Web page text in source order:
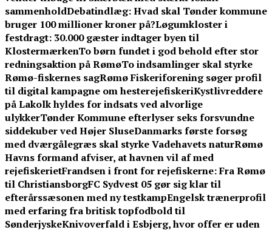
sammenholdDebatindlæg: Hvad skal Tønder kommune
bruger 100 millioner kroner på?Løgumkloster i
festdragt: 30.000 gæster indtager byen til
KlostermærkenTo børn fundet i god behold efter stor
redningsaktion på RømøTo indsamlinger skal styrke
Rømø-fiskernes sagRømø Fiskeriforening søger profil
til digital kampagne om hesterejefiskeriKystlivreddere
på Lakolk hyldes for indsats ved alvorlige
ulykkerTønder Kommune efterlyser seks forsvundne
siddekuber ved Højer SluseDanmarks første forsøg
med dværgålegræs skal styrke Vadehavets naturRømø
Havns formand afviser, at havnen vil af med
rejefiskerietFrandsen i front for rejefiskerne: Fra Rømø
til ChristiansborgFC Sydvest 05 gør sig klar til
efterårssæsonen med ny testkampEngelsk trænerprofil
med erfaring fra britisk topfodbold til
SønderjyskeKnivoverfald i Esbjerg, hvor offer er uden